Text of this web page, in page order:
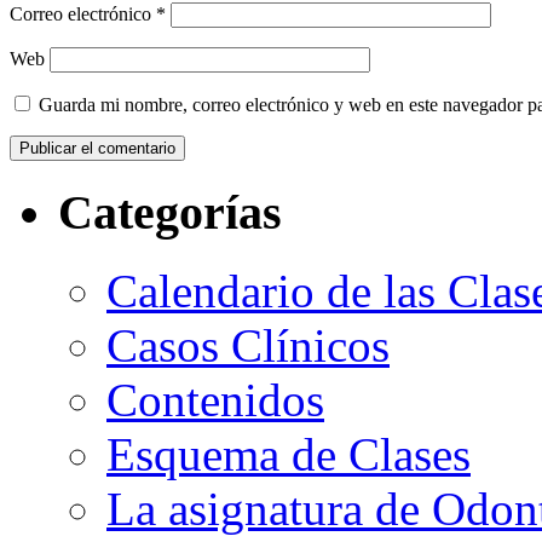
Correo electrónico *
Web
Guarda mi nombre, correo electrónico y web en este navegador
Categorías
Calendario de las
Casos Clínicos
Contenidos
Esquema de Clases
La asignatura de